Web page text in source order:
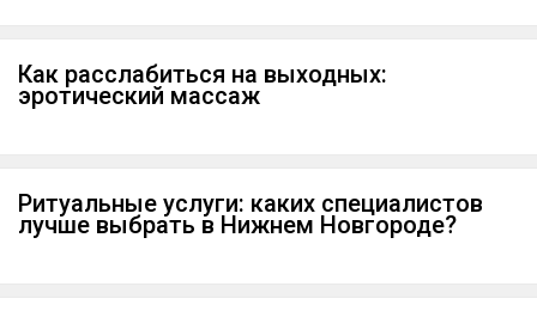
Как расслабиться на выходных:
эротический массаж
Ритуальные услуги: каких специалистов
лучше выбрать в Нижнем Новгороде?